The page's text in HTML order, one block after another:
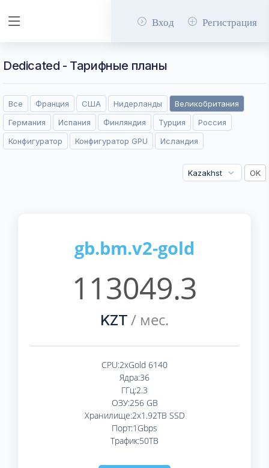
Вход Регистрация
Dedicated - Тарифные планы
Все Франция США Нидерланды
Великобритания
Германия
Испания Финляндия Турция
Россия
Конфигуратор
Конфигуратор GPU Исландия
gb.bm.v2-gold
113049.3
KZT / мес.
CPU:2xGold 6140
Ядра:36
ГГц:2.3
ОЗУ:256 GB
Хранилище:2x1.92TB SSD
Порт:1Gbps
Трафик:50TB